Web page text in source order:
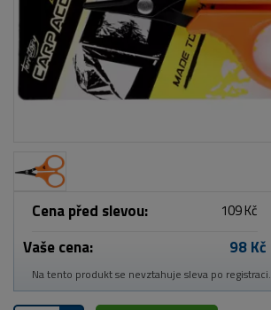
Cena před slevou: 109 Kč
Vaše cena: 98 Kč
Na tento produkt se nevztahuje sleva po registraci.